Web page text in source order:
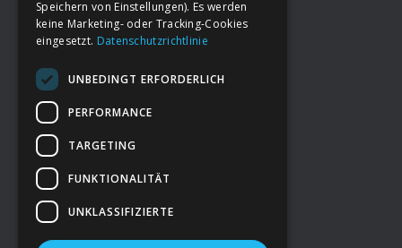
FooterDeine Spende
→ Impressum
→Kontakt zum PAO Team
Speichern von Einstellungen). Es werden
keine Marketing- oder Tracking-Cookies
eingesetzt. Datenschutzrichtlinie
UNBEDINGT ERFORDERLICH
PERFORMANCE
TARGETING
FUNKTIONALITÄT
UNKLASSIFIZIERTE